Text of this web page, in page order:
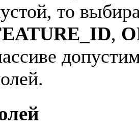
то
,